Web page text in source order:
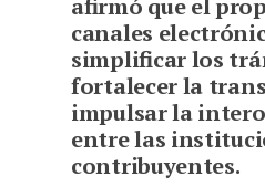
canales
simplificar los
fortalecer la
impulsar la
entre las
contribuyentes.